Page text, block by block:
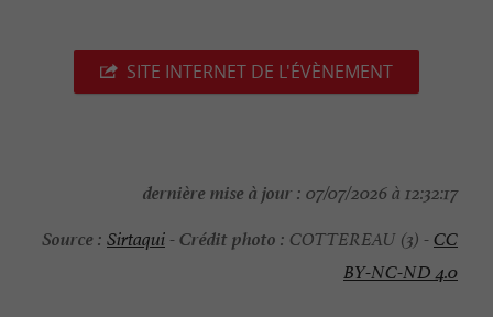
SITE INTERNET DE L'ÉVÈNEMENT
dernière mise à jour : 07/07/2026 à 12:32:17
Source : Sirtaqui-Crédit photo : COTTEREAU (3) -CC
BY-NC-ND 4.0